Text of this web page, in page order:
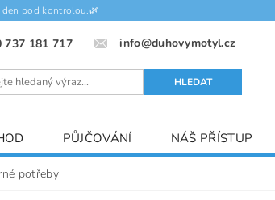
pod kontrolou.🌿
737 181 717 info@duhovymotyl.cz
PŮJČOVÁNÍ
NÁŠ PŘÍSTUP
potřeby